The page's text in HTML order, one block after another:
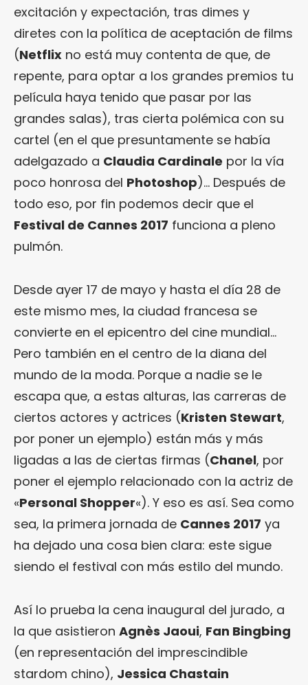
excitación y expectación, tras dimes y
diretes con la política de aceptación de films
(Netflix no está muy contenta de que, de
repente, para optar a los grandes premios tu
película haya tenido que pasar por las
grandes salas), tras cierta polémica con su
cartel (en el que presuntamente se había
adelgazado a Claudia Cardinale por la vía
poco honrosa del Photoshop)… Después de
todo eso, por fin podemos decir que el
Festival de Cannes 2017 funciona a pleno
pulmón.
Desde ayer 17 de mayo y hasta el día 28 de
este mismo mes, la ciudad francesa se
convierte en el epicentro del cine mundial…
Pero también en el centro de la diana del
mundo de la moda. Porque a nadie se le
escapa que, a estas alturas, las carreras de
ciertos actores y actrices (Kristen Stewart,
por poner un ejemplo) están más y más
ligadas a las de ciertas firmas (Chanel, por
poner el ejemplo relacionado con la actriz de
«Personal Shopper«). Y eso es así. Sea como
sea, la primera jornada de Cannes 2017 ya
ha dejado una cosa bien clara: este sigue
siendo el festival con más estilo del mundo.
Así lo prueba la cena inaugural del jurado, a
la que asistieron Agnès Jaoui, Fan Bingbing
(en representación del imprescindible
stardom chino), Jessica Chastain